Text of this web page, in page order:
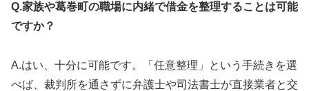
Q.家族や葛巻町の職場に内緒で借金を整理することは可能
ですか？
A.はい、十分に可能です。「任意整理」という手続きを選
べば、裁判所を通さずに弁護士や司法書士が直接業者と交